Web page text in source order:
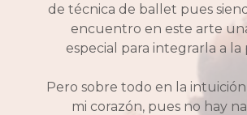
de técnica de ballet pues
encuentro en este arte
especial para integrarla a la
Pero sobre todo en la
mi corazón, pues no hay